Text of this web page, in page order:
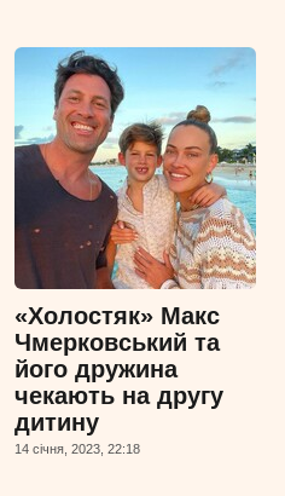
«Холостяк» Макс
Чмерковський та
його дружина
чекають на другу
дитину
14 сiчня, 2023, 22:18